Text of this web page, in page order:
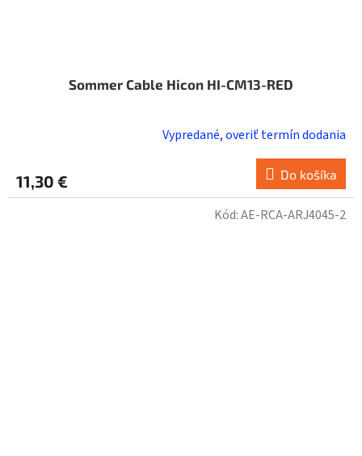
Sommer Cable Hicon HI-CM13-RED
Vypredané, overiť termín dodania
11,30 € Do košíka
Kód:AE-RCA-ARJ4045-2